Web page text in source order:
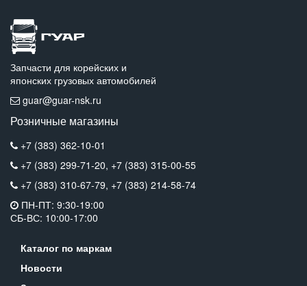
Запчасти для корейских и
японских грузовых автомобилей
guar@guar-nsk.ru
Розничные магазины
+7 (383) 362-10-01
+7 (383) 299-71-20, +7 (383) 315-00-55
+7 (383) 310-67-79, +7 (383) 214-58-74
ПН-ПТ: 9:30-19:00
СБ-ВС: 10:00-17:00
Каталог по маркам
Новости